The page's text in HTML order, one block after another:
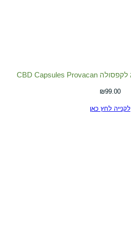
₪99.00
לקנייה לחץ כאן